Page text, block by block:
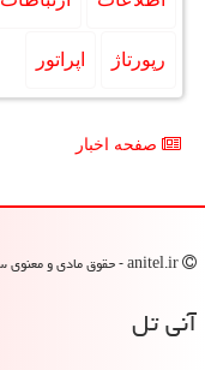
رپورتاژ اپراتور
صفحه اخبار
آنی تل